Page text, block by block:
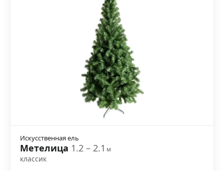
Искусственная ель
Метелица 1.2 – 2.1м
классик